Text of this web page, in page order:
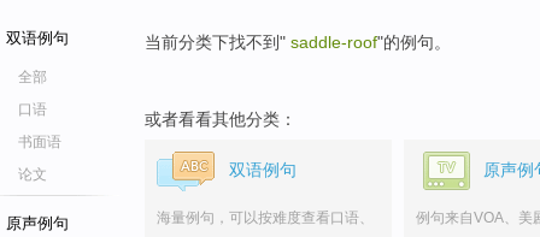
双语例句
全部
口语
书面语
论文
原声例句
当前分类下找不到" saddle-roof"的例句。
或者看看其他分类：
双语例句
海量例句，可以按难度查看口语、
原声例
例句来自VOA、美